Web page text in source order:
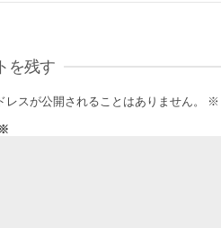
を残す
レスが公開されることはありません。 ※
※